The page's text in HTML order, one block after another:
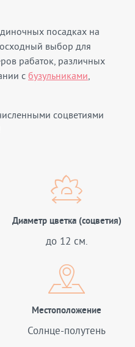
посадках на
выбор для
рабаток, различных
сбузульниками,
соцветиями
Диаметр цветка (соцветия)
до 12 см.
Местоположение
Солнце-полутень